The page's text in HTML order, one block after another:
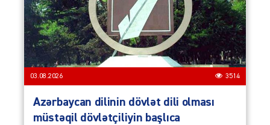
03.08.2026 3514
Azərbaycan dilinin dövlət dili olması
müstəqil dövlətçiliyin başlıca